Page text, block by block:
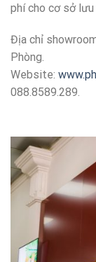
phí cho cơ sở lưu
Địa chỉ
Phòng.
Website:
088.8589.289.